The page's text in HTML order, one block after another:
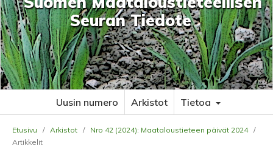
Seuran Tiedote
Uusin numero Arkistot Tietoa
Etusivu / Arkistot / Nro 42 (2024): Maataloustieteen päivät 2024 /
Artikkelit